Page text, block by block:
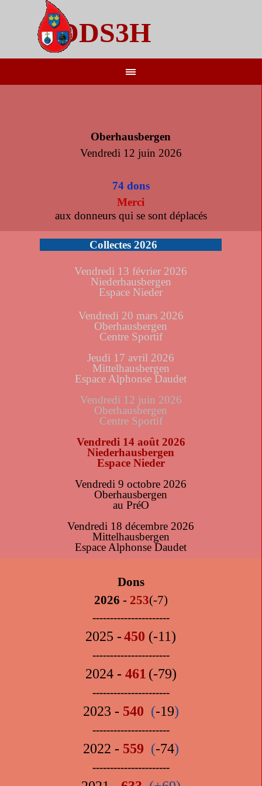
Aller au contenu
DDS3H
Oberhausbergen
Vendredi 12 juin 2026
74 dons
Merci
aux donneurs qui se sont déplacés
Collectes 2026
Vendredi 13 février 2026
Niederhausbergen
Espace Nieder
Vendredi 20 mars 2026
Oberhausbergen
Centre Sportif
Jeudi 17 avril 2026
Mittelhausbergen
Espace Alphonse Daudet
Vendredi 12 juin 2026
Oberhausbergen
Centre Sportif
Vendredi 14 août 2026
Niederhausbergen
Espace Nieder
Vendredi 9 octobre 2026
Oberhausbergen
au PréO
Vendredi 18 décembre 2026
Mittelhausbergen
Espace Alphonse Daudet
Dons
2026 - 253(-7)
----------------------
2025 -450 (-11)
----------------------
2024- 461 (-79)
----------------------
2023 - 540 (-19)
----------------------
2022 - 559 (-74)
----------------------